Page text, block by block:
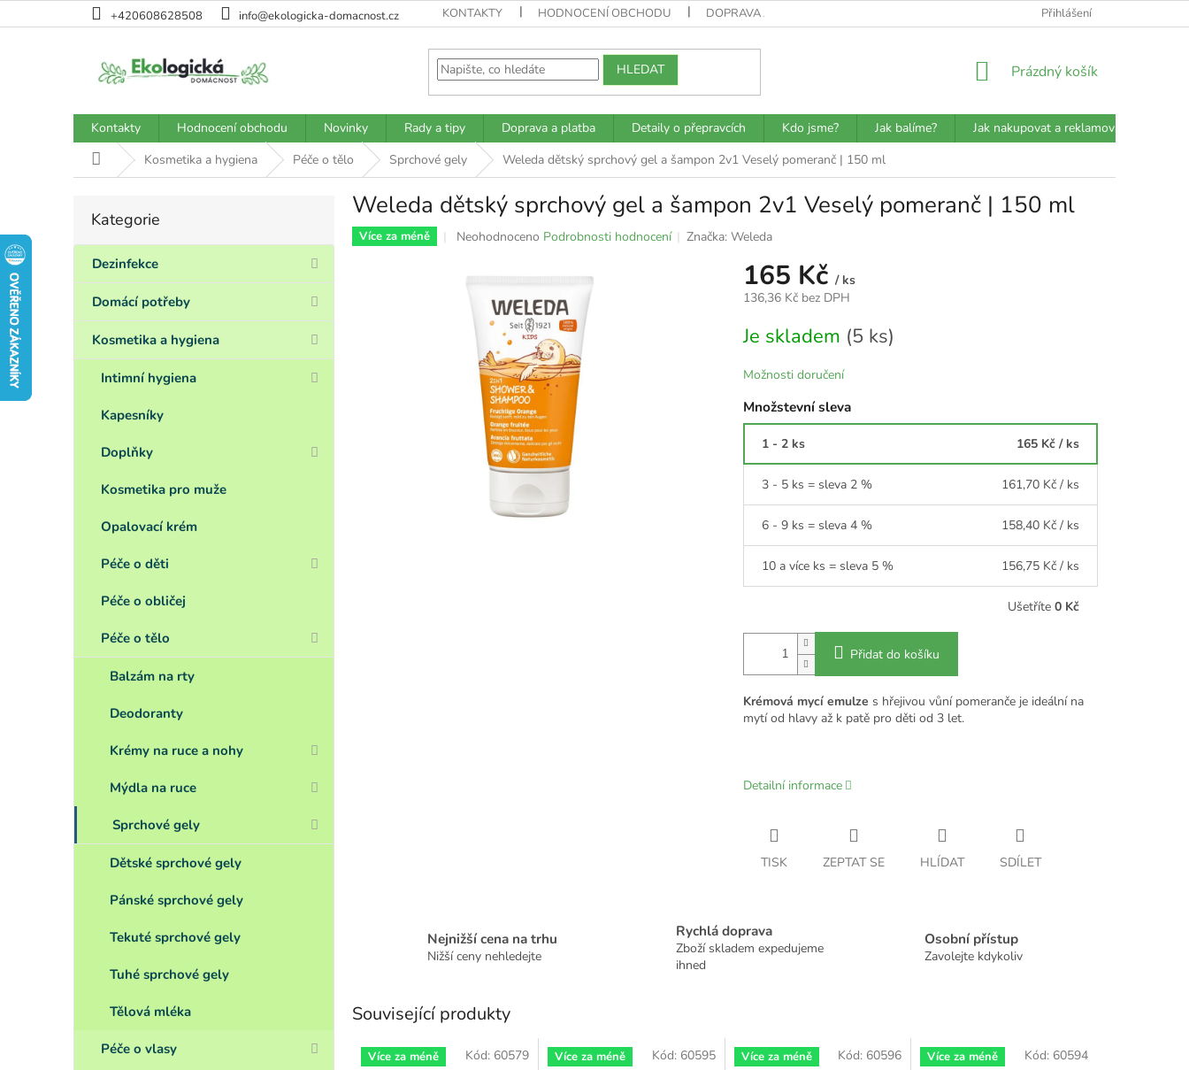
na
+420608628508 info@ekologicka-domacnost.cz KONTAKTY HODNOCENÍ OBCHODU DOPRAVA A PLATBA JAK BALÍME?
Přihlášení
HLEDAT
NÁKUPNÍ
Prázdný košík
Kontakty Hodnocení obchodu Novinky Rady a tipy Doprava a platba Detaily o přepravcích Kdo jsme? Jak balíme? Jak nakupovat a reklamovat?
Domů Kosmetika a hygiena Péče o tělo Sprchové gely Weleda dětský sprchový gel a šampon 2v1 Veselý pomeranč | 150 ml
s
r
n
í
Přeskočit
Kategorie
Dezinfekce
Domácí potřeby
Kosmetika a hygiena
Intimní hygiena
Kapesníky
Doplňky
Kosmetika pro muže
Opalovací krém
Péče o děti
Péče o obličej
Péče o tělo
Balzám na rty
Deodoranty
Krémy na ruce a nohy
Mýdla na ruce
Sprchové gely
Dětské sprchové gely
Pánské sprchové gely
Tekuté sprchové gely
Tuhé sprchové gely
Tělová mléka
Péče o vlasy
Weleda dětský sprchový gel a šampon 2v1 Veselý pomeranč | 150 ml
Více za méně
Průměrné
hvězdiček.
Neohodnoceno Podrobnosti hodnocení Značka:Weleda
165 Kč / ks
136,36 Kč bez DPH
cena:
Je skladem (5 ks)
Možnosti doručení
Množstevní sleva
1 - 2 ks 165 Kč / ks
3 - 5 ks = sleva 2 % 161,70 Kč / ks
6 - 9 ks = sleva 4 % 158,40 Kč / ks
10 a více ks = sleva 5 % 156,75 Kč / ks
Ušetříte 0 Kč
Přidat do košíku
Krémová mycí emulze s hřejivou vůní pomeranče je ideální na
mytí od hlavy až k patě pro děti od 3 let.
Detailní informace
TISK ZEPTAT SE HLÍDAT SDÍLET
Nejnižší cena na trhu
Nižší ceny nehledejte
Rychlá doprava
Zboží skladem expedujeme
ihned
Osobní přístup
Zavolejte kdykoliv
Související produkty
Více za méně Kód: 60579 Více za méně Kód: 60595 Více za méně Kód: 60596 Více za méně Kód: 60594